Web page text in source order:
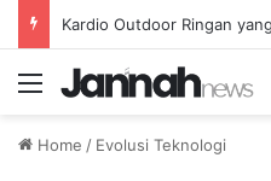
Menu
Home / Evolusi Teknologi